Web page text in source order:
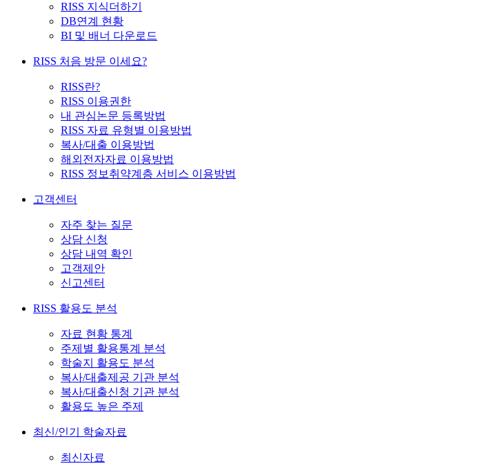
RISS 지식더하기
DB연계 현황
BI 및 배너 다운로드
RISS 처음 방문 이세요?
RISS란?
RISS 이용권한
내 관심논문 등록방법
RISS 자료 유형별 이용방법
복사/대출 이용방법
해외전자자료 이용방법
RISS 정보취약계층 서비스 이용방법
고객센터
자주 찾는 질문
상담 신청
상담 내역 확인
고객제안
신고센터
RISS 활용도 분석
자료 현황 통계
주제별 활용통계 분석
학술지 활용도 분석
복사/대출제공 기관 분석
복사/대출신청 기관 분석
활용도 높은 주제
최신/인기 학술자료
최신자료